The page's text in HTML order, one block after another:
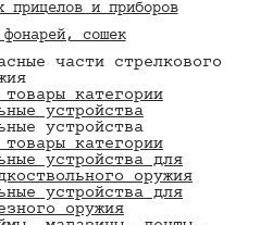
прицелов и приборов
сошек
части стрелкового
товары категории
устройства
устройства
товары категории
устройства для
оружия
устройства для
оружия